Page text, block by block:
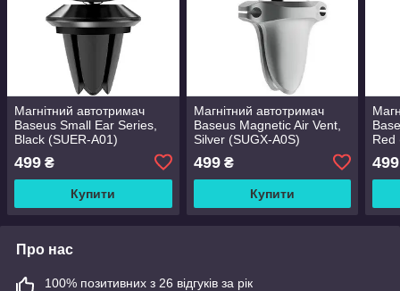
Магнітний автотримач
Baseus Small Ear Series,
Black (SUER-A01)
499 ₴
Купити
Магнітний автотримач
Baseus Magnetic Air Vent,
Silver (SUGX-A0S)
499₴
Купити
Red
499
Про нас
100% позитивних з 26 відгуків за рік